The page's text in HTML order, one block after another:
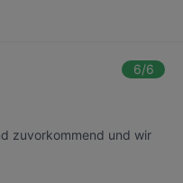
6/6
zuvorkommend und wir